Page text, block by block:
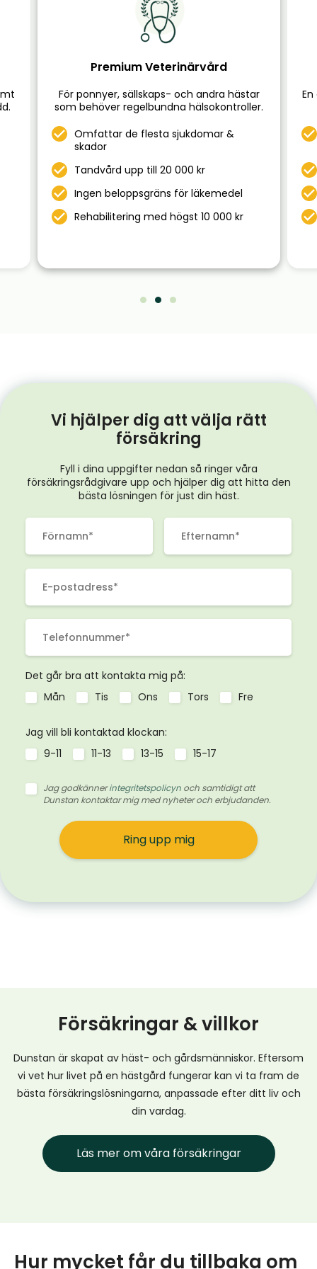
Premium Veterinärvård
För ponnyer, sällskaps- och andra hästar
som behöver regelbundna hälsokontroller.
Omfattar de flesta sjukdomar &
skador
Tandvård upp till 20 000 kr
Ingen beloppsgräns för läkemedel
Rehabilitering med högst 10 000 kr
Vi hjälper dig att välja rätt
försäkring
Fyll i dina uppgifter nedan så ringer våra
försäkringsrådgivare upp och hjälper dig att hitta den
bästa lösningen för just din häst.
Det går bra att kontakta mig på:
Mån
Tis Ons Tors Fre
Jag vill bli kontaktad klockan:
9-11
11-13 13-15 15-17
Jag godkännerintegritetspolicynoch samtidigt att
Dunstan kontaktar mig med nyheter och erbjudanden.
Ring upp mig
Försäkringar & villkor
Dunstan är skapat av häst- och gårdsmänniskor. Eftersom
vi vet hur livet på en hästgård fungerar kan vi ta fram de
bästa försäkringslösningarna, anpassade efter ditt liv och
din vardag.
Läs mer om våra försäkringar
Hur mycket får du tillbaka om